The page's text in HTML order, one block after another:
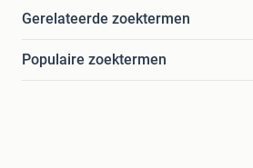
Gerelateerde zoektermen
Populaire zoektermen